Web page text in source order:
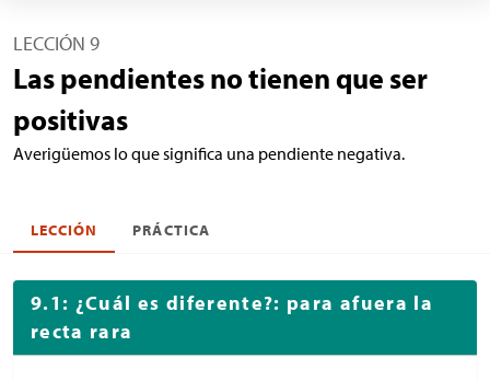
LECCIÓN 9
Las pendientes no tienen que ser
positivas
Averigüemos lo que significa una pendiente negativa.
LECCIÓN PRÁCTICA
9.1: ¿Cuál es diferente?: para afuera la
recta rara